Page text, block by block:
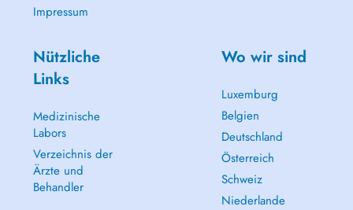
Impressum
Nützliche
Links
Medizinische
Labors
Verzeichnis der
Ärzte und
Behandler
Wo wir sind
Luxemburg
Belgien
Deutschland
Österreich
Schweiz
Niederlande